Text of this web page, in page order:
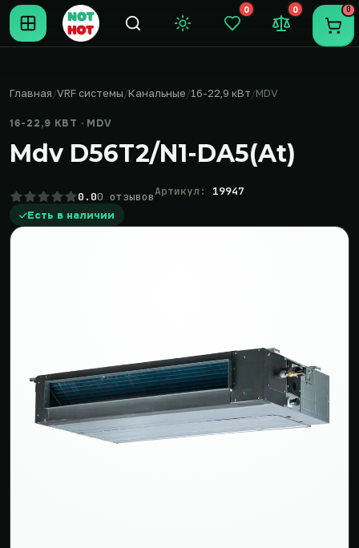
Темная тема
0
Закладки (0)
0
Сравнение
0
Главная VRF системы Канальные 16-22,9 кВт MDV
16-22,9 КВТ · MDV
Mdv D56T2/N1-DA5(At)
0.00 отзывовАртикул: 19947
Есть в наличии